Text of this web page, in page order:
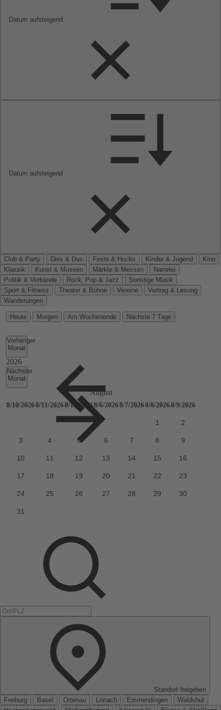
Datum aufsteigend
Datum aufsteigend
Club & Party Dies & Das Feste & Hocks Kinder & Jugend
Kino
Klassik
Kunst & Museen Märkte & Messen
Narretei
Politik & Verbände
Rock, Pop & Jazz
Sonstige Musik
Sport & Fitness
Theater & Bühne Vereine
Vortrag & Lesung
Wanderungen
Heute Morgen Am Wochenende Nächste 7 Tage
Vorheriger
Monat
Nächster
Monat
Standort freigeben
Freiburg
Basel Ortenau Lörrach Emmendingen
Waldshut